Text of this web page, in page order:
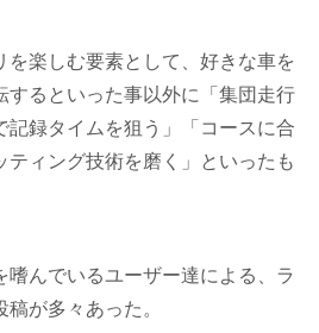
を楽しむ要素として、好きな車を
するといった事以外に「集団走行
記録タイムを狙う」「コースに合
ティング技術を磨く」といったも
嗜んでいるユーザー達による、ラ
が多々あった。